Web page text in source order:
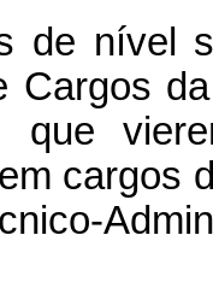
de nível
Cargos
que
cargos